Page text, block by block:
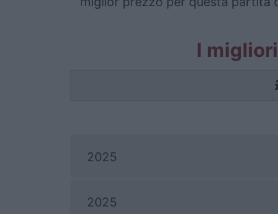
I
2025
2025